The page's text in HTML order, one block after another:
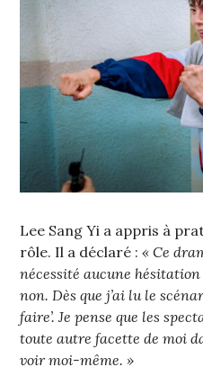
Lee Sang Yi a appris à
rôle. Il a déclaré :« Ce
nécessité aucune
non. Dès que j’ai lu le
faire’. Je pense que les
toute autre facette de moi
voir moi-même. »